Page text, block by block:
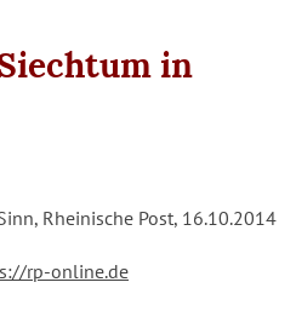
in
Rheinische Post, 16.10.2014
rp-online.de